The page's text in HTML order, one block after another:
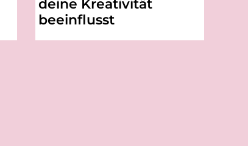
deine Kreativität
beeinflusst